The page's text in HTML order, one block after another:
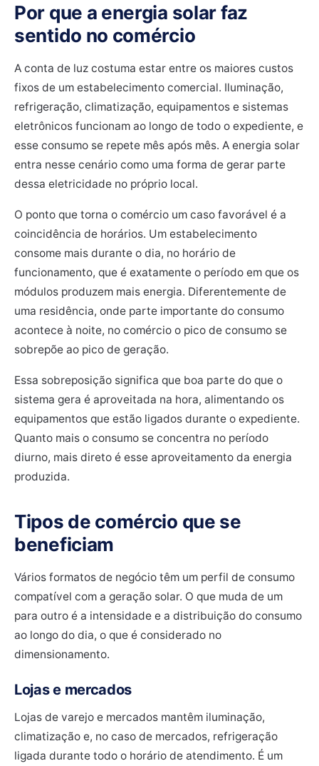
Por que a energia solar faz
sentido no comércio
A conta de luz costuma estar entre os maiores custos
fixos de um estabelecimento comercial. Iluminação,
refrigeração, climatização, equipamentos e sistemas
eletrônicos funcionam ao longo de todo o expediente, e
esse consumo se repete mês após mês. A energia solar
entra nesse cenário como uma forma de gerar parte
dessa eletricidade no próprio local.
O ponto que torna o comércio um caso favorável é a
coincidência de horários. Um estabelecimento
consome mais durante o dia, no horário de
funcionamento, que é exatamente o período em que os
módulos produzem mais energia. Diferentemente de
uma residência, onde parte importante do consumo
acontece à noite, no comércio o pico de consumo se
sobrepõe ao pico de geração.
Essa sobreposição significa que boa parte do que o
sistema gera é aproveitada na hora, alimentando os
equipamentos que estão ligados durante o expediente.
Quanto mais o consumo se concentra no período
diurno, mais direto é esse aproveitamento da energia
produzida.
Tipos de comércio que se
beneficiam
Vários formatos de negócio têm um perfil de consumo
compatível com a geração solar. O que muda de um
para outro é a intensidade e a distribuição do consumo
ao longo do dia, o que é considerado no
dimensionamento.
Lojas e mercados
Lojas de varejo e mercados mantêm iluminação,
climatização e, no caso de mercados, refrigeração
ligada durante todo o horário de atendimento. É um